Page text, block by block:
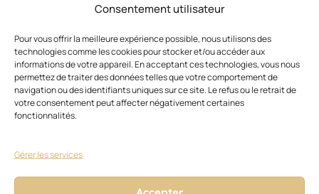
Consentement utilisateur
Pour vous offrir la meilleure expérience possible, nous utilisons des
technologies comme les cookies pour stocker et/ou accéder aux
informations de votre appareil. En acceptant ces technologies, vous nous
permettez de traiter des données telles que votre comportement de
navigation ou des identifiants uniques sur ce site. Le refus ou le retrait de
votre consentement peut affecter négativement certaines
fonctionnalités.
Gérer les services
Faites connaître
votre technique !
Chaque geste compte. Partagez